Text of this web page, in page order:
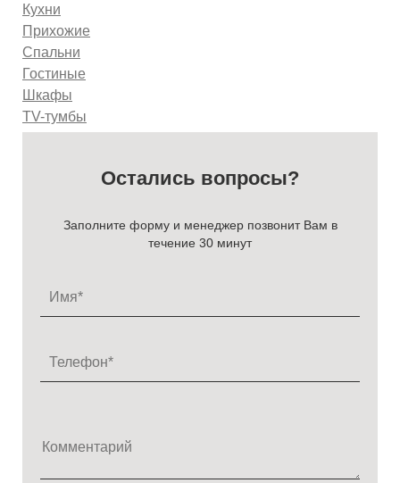
Кухни
Прихожие
Спальни
Гостиные
Шкафы
TV-тумбы
Остались вопросы?
Заполните форму и менеджер позвонит Вам в
течение 30 минут